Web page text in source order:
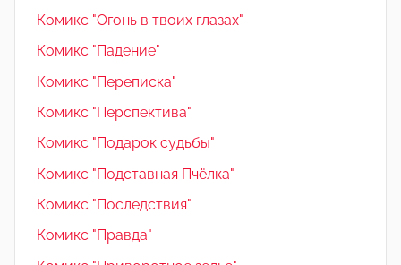
Комикс "Огонь в твоих глазах"
Комикс "Падение"
Комикс "Переписка"
Комикс "Перспектива"
Комикс "Подарок судьбы"
Комикс "Подставная Пчёлка"
Комикс "Последствия"
Комикс "Правда"